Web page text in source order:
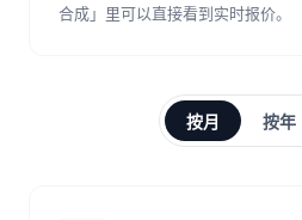
合成」里可以直接看到实时报价。
按月 按年